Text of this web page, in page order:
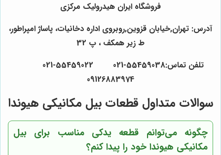
فروشگاه ایران هیدرولیک مرکزی
آدرس: تهران,خیابان قزوین,روبروی اداره دخانیات، پاساژ امپراطور،
ط زیر همکف ، پ 32
09126883974
سوالات متداول قطعات بیل مکانیکی هیوندا
چگونه می‌توانم قطعه یدکی مناسب برای بیل
مکانیکی هیوندا خود را پیدا کنم؟